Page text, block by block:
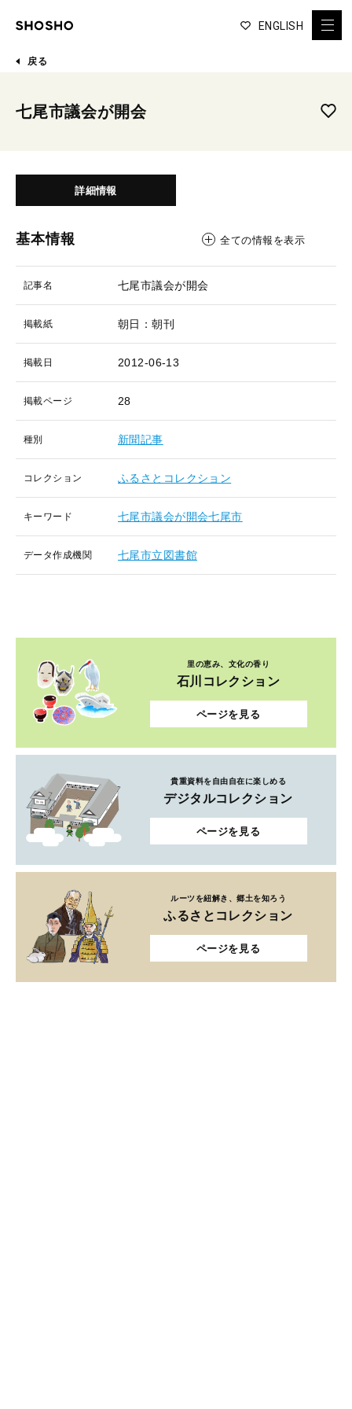
ENGLISH
戻る
七尾市議会が開会
詳細情報
基本情報 全ての情報を表示
記事名 七尾市議会が開会
掲載紙 朝日：朝刊
掲載日 2012-06-13
掲載ページ 28
種別 新聞記事
コレクション ふるさとコレクション
キーワード 七尾市議会が開会七尾市
データ作成機関 七尾市立図書館
里の恵み、文化の香り
石川コレクション
ページを見る
貴重資料を自由自在に楽しめる
デジタルコレクション
ページを見る
ルーツを紐解き、郷土を知ろう
ふるさとコレクション
ページを見る